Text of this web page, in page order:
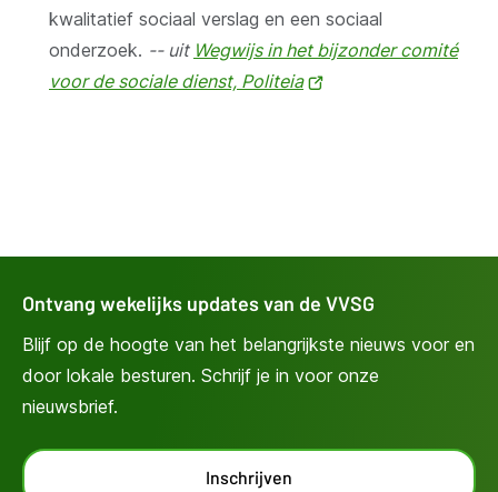
kwalitatief sociaal verslag en een sociaal
onderzoek. -- uit Wegwijs in het bijzonder comité
voor de sociale dienst, Politeia
Ontvang wekelijks updates van de VVSG
Blijf op de hoogte van het belangrijkste nieuws voor en
door lokale besturen. Schrijf je in voor onze
nieuwsbrief.
Inschrijven